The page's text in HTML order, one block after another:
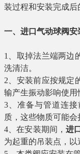
装过程和安装完成后
一、 进口气动球阀安
1
、取掉法兰端两
洗清洁。
2 、安装前应按规
输产生振动影响使用
3 、准备与管道连
质，这些物质可能会
4 、在安装期间，进
为起重的吊装点，以